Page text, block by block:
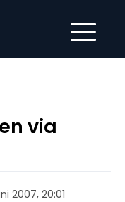
via
2007, 20:01